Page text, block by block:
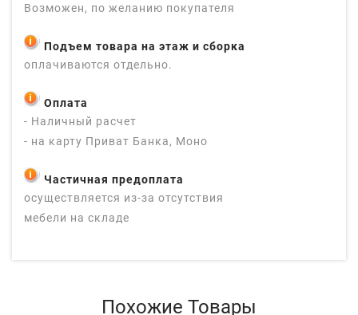
Возможен, по желанию покупателя
Подъем товара на этаж и сборка
оплачиваются отдельно.
Оплата
- Наличный расчет
- на карту Приват Банка, Моно
Частичная предоплата
осуществляется из-за отсутствия
мебели на складе
Похожие Товары